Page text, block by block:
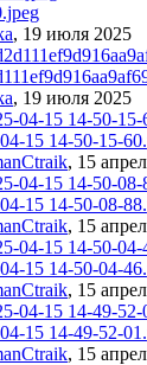
, 19 июля 2025
, 19 июля 2025
15 14-50-15-
, 15
15 14-50-08-
, 15
15 14-50-04-
, 15
15 14-49-52-
, 15